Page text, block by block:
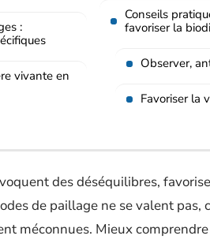
:
vivante en
Conseils
favoriser la
Observer,
Favoriser la
des déséquilibres,
de paillage ne se valent pas,
méconnues. Mieux